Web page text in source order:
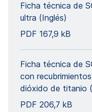
Ficha técnica de
ultra (Inglés)
PDF 167,9 kB
Ficha técnica de
con
dióxido de titanio
PDF 206,7 kB